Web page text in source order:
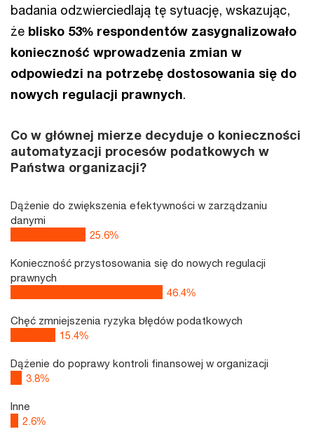
badania odzwierciedlają tę sytuację, wskazując,
że blisko 53% respondentów zasygnalizowało
konieczność wprowadzenia zmian w
odpowiedzi na potrzebę dostosowania się do
nowych regulacji prawnych.
Co w głównej mierze decyduje o konieczności
automatyzacji procesów podatkowych w
Państwa organizacji?
Dążenie do zwiększenia efektywności w zarządzaniu
danymi
25.6%
Konieczność przystosowania się do nowych regulacji
prawnych
52.6%
Chęć zmniejszenia ryzyka błędów podatkowych
15.4%
Dążenie do poprawy kontroli finansowej w organizacji
3.8%
Inne
2.6%